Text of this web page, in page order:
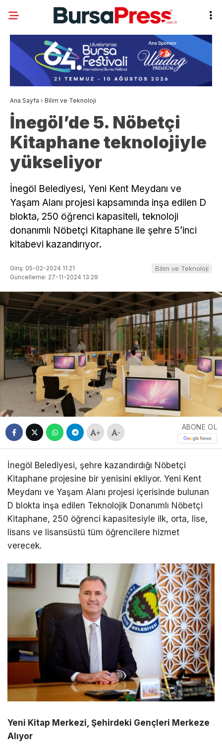
Ana Sayfa › Bilim ve Teknoloji
İnegöl’de 5. Nöbetçi
Kitaphane teknolojiyle
yükseliyor
İnegöl Belediyesi, Yeni Kent Meydanı ve
Yaşam Alanı projesi kapsamında inşa edilen D
blokta, 250 öğrenci kapasiteli, teknoloji
donanımlı Nöbetçi Kitaphane ile şehre 5’inci
kitabevi kazandırıyor.
Giriş: 05-02-2024 11:21
Güncelleme: 27-11-2024 13:29
Bilim ve Teknoloji
+ -
ABONE OL
İnegöl Belediyesi, şehre kazandırdığı Nöbetçi
Kitaphane projesine bir yenisini ekliyor. Yeni Kent
Meydanı ve Yaşam Alanı projesi içerisinde bulunan
D blokta inşa edilen Teknolojik Donanımlı Nöbetçi
Kitaphane, 250 öğrenci kapasitesiyle ilk, orta, lise,
lisans ve lisansüstü tüm öğrencilere hizmet
verecek.
Yeni Kitap Merkezi, Şehirdeki Gençleri Merkeze
Alıyor